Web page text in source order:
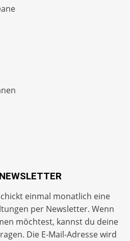
einmal monatlich eine
per Newsletter. Wenn
möchtest, kannst du deine
Die E-Mail-Adresse wird